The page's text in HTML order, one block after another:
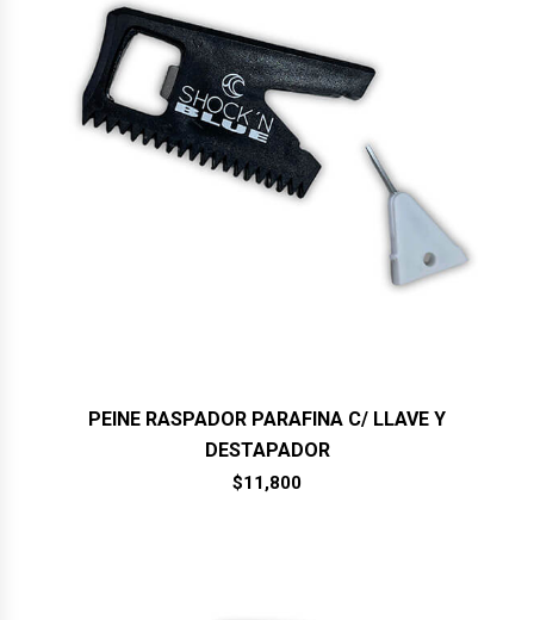
PEINE RASPADOR PARAFINA C/ LLAVE Y
DESTAPADOR
$11,800